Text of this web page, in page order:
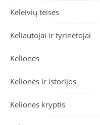
Keleivių teisės
Keliautojai ir tyrinėtojai
Kelionės
Kelionės ir istorijos
Kelionės kryptis